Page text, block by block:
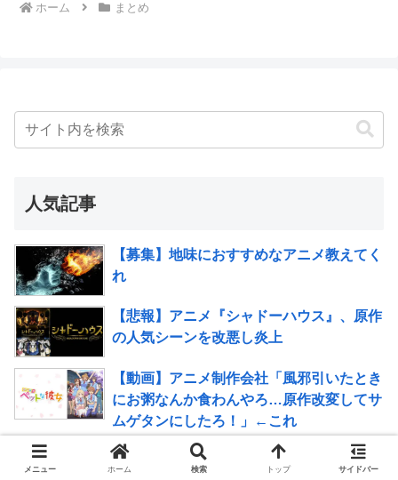
ホーム まとめ
人気記事
【募集】地味におすすめなアニメ教えてく
れ
【悲報】アニメ『シャドーハウス』、原作
の人気シーンを改悪し炎上
【動画】アニメ制作会社「風邪引いたとき
にお粥なんか食わんやろ…原作改変してサ
ムゲタンにしたろ！」←これ
盾の勇者のアニメ2期って悲惨な出来だっ
たよね…
メニュー ホーム 検索 トップ サイドバー